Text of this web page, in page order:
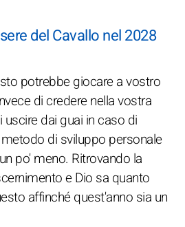
del Cavallo nel 2028
potrebbe giocare a vostro
di credere nella vostra
dai guai in caso di
di sviluppo personale
po' meno. Ritrovando la
e Dio sa quanto
affinché quest'anno sia un